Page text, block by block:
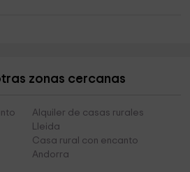
zonas cercanas
Alquiler de casas rurales
Lleida
Casa rural con encanto
Andorra